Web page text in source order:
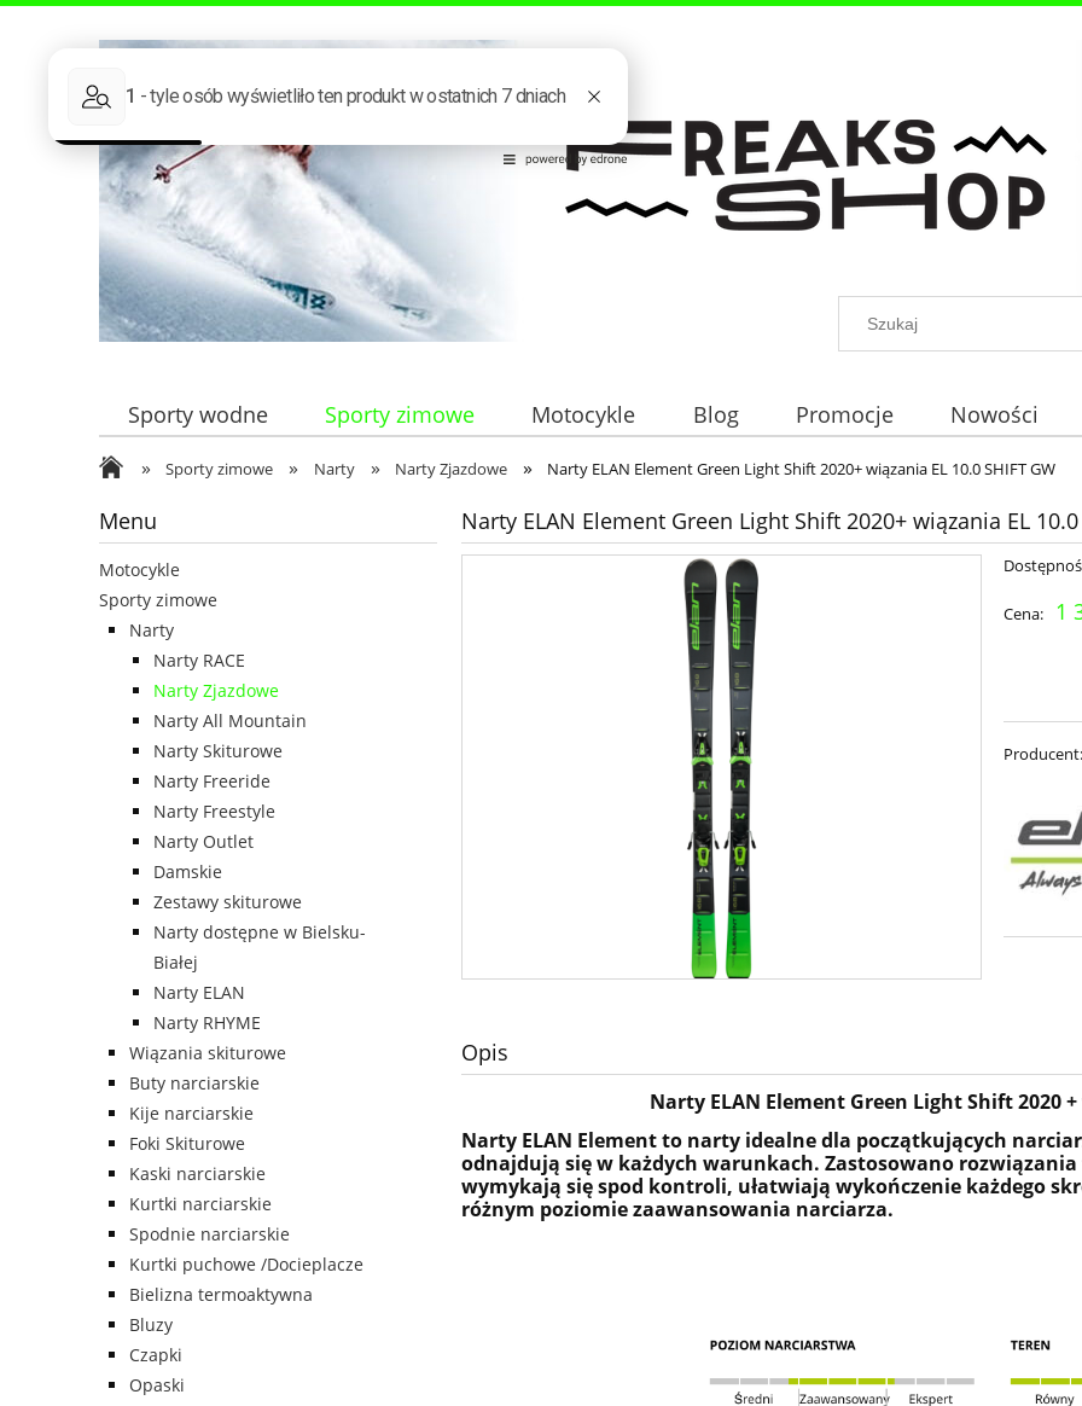
Sporty wodne Sporty zimowe Motocykle Blog Promocje Nowości
» Sporty zimowe » Narty » Narty Zjazdowe » Narty ELAN Element Green Light Shift 2020+ wiązania EL 10.0 SHIFT GW
Menu
Motocykle
Sporty zimowe
Narty
Narty RACE
Narty Zjazdowe
Narty All Mountain
Narty Skiturowe
Narty Freeride
Narty Freestyle
Narty Outlet
Damskie
Zestawy skiturowe
Narty dostępne w Bielsku-
Białej
Narty ELAN
Narty RHYME
Wiązania skiturowe
Buty narciarskie
Kije narciarskie
Foki Skiturowe
Kaski narciarskie
Kurtki narciarskie
Spodnie narciarskie
Kurtki puchowe /Docieplacze
Bielizna termoaktywna
Bluzy
Czapki
Opaski
Narty ELAN Element Green Light Shift 2020+ wiązania EL 10.0
Cena:
1
Producent:
Opis
Narty ELAN Element Green Light Shift 2020 +
Narty ELAN Element to narty idealne dla początkujących
odnajdują się w każdych warunkach. Zastosowano
wymykają się spod kontroli, ułatwiają wykończenie każdego
różnym poziomie zaawansowania narciarza.